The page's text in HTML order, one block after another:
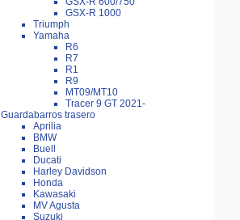
GSX-R 1000
Triumph
Yamaha
R6
R7
R1
R9
MT09/MT10
Tracer 9 GT 2021-
Guardabarros trasero
Aprilia
BMW
Buell
Ducati
Harley Davidson
Honda
Kawasaki
MV Agusta
Suzuki